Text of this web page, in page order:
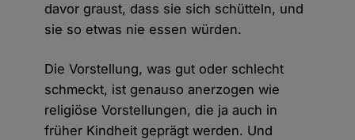
davor graust, dass sie sich schütteln, und
sie so etwas nie essen würden.
Die Vorstellung, was gut oder schlecht
schmeckt, ist genauso anerzogen wie
religiöse Vorstellungen, die ja auch in
früher Kindheit geprägt werden. Und